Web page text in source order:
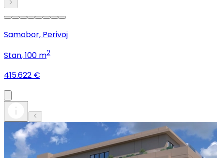
Samobor, Perivoj
Stan, 100 m2
415.622 €